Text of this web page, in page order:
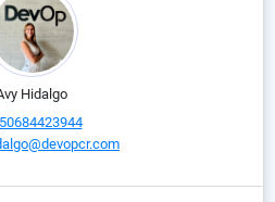
Hidalgo
50684423944